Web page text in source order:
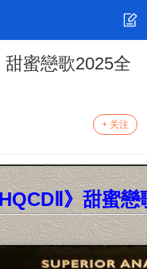
蜜戀歌2025全
+ 关注
》甜蜜